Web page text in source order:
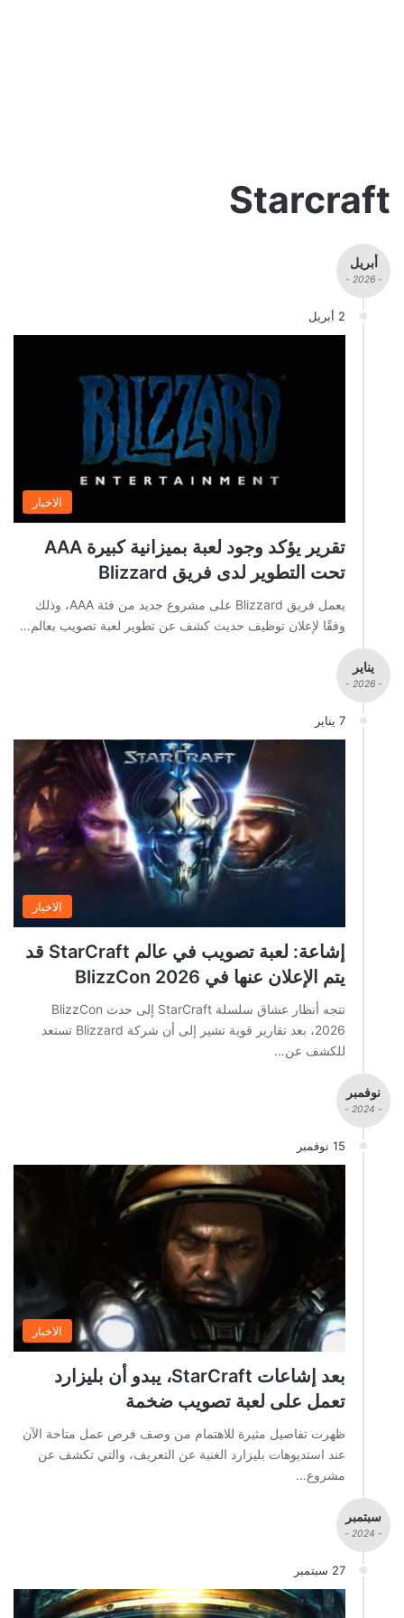
Starcraft
أبريل
- 2026 -
2 أبريل
الاخبار
تقرير يؤكد وجود لعبة بميزانية كبيرة AAA
تحت التطوير لدى فريق Blizzard
يعمل فريق Blizzard على مشروع جديد من فئة AAA، وذلك
وفقًا لإعلان توظيف حديث كشف عن تطوير لعبة تصويب بعالم…
يناير
- 2026 -
7 يناير
الاخبار
إشاعة: لعبة تصويب في عالم StarCraft قد
يتم الإعلان عنها في BlizzCon 2026
تتجه أنظار عشاق سلسلة StarCraft إلى حدث BlizzCon
2026، بعد تقارير قوية تشير إلى أن شركة Blizzard تستعد
للكشف عن…
نوفمبر
- 2024 -
15 نوفمبر
الاخبار
بعد إشاعات StarCraft، يبدو أن بليزارد
تعمل على لعبة تصويب ضخمة
ظهرت تفاصيل مثيرة للاهتمام من وصف فرص عمل متاحة الآن
عند استديوهات بليزارد الغنية عن التعريف، والتي تكشف عن
مشروع…
سبتمبر
- 2024 -
27 سبتمبر